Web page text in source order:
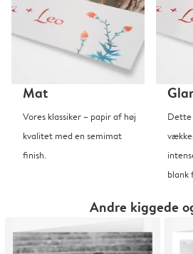
Mat
Vores klassiker – papir af høj
kvalitet med en semimat
finish.
Dette
blank
Andre kiggede